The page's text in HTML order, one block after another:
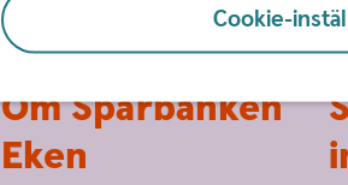
Cookie-
Om Sparbanken
Eken